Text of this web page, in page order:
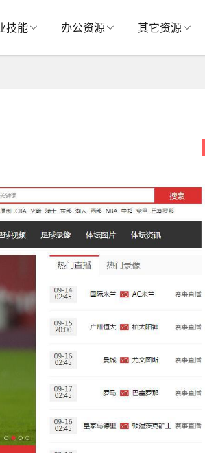
技能 办公资源 其它资源